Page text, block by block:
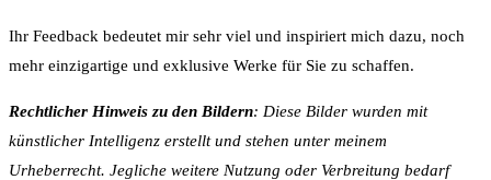
Ihr Feedback bedeutet mir sehr viel und inspiriert mich dazu, noch
mehr einzigartige und exklusive Werke für Sie zu schaffen.
Rechtlicher Hinweis zu den Bildern: Diese Bilder wurden mit
künstlicher Intelligenz erstellt und stehen unter meinem
Urheberrecht. Jegliche weitere Nutzung oder Verbreitung bedarf